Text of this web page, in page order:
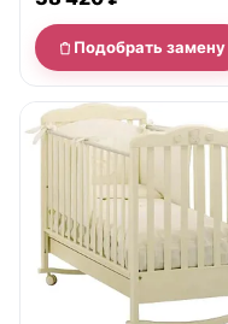
Подобрать замену
нет в продаже